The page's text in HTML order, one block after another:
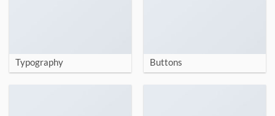
Typography Buttons